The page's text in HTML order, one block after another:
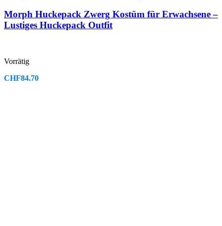
Morph Huckepack Zwerg Kostüm für Erwachsene –
Lustiges Huckepack Outfit
Vorrätig
CHF84.70